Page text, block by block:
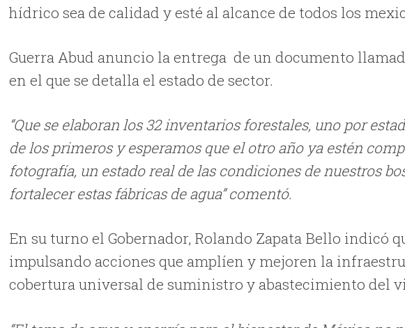
hídrico sea de calidad y esté al alcance de todos los
Guerra Abud anuncio la entrega de un documento
en el que se detalla el estado de sector.
“Que se elaboran los 32 inventarios forestales, uno por
de los primeros y esperamos que el otro año ya estén
fotografía, un estado real de las condiciones de nuestros
fortalecer estas fábricas de agua” comentó.
En su turno el Gobernador, Rolando Zapata Bello indicó
impulsando acciones que amplíen y mejoren la
cobertura universal de suministro y abastecimiento del